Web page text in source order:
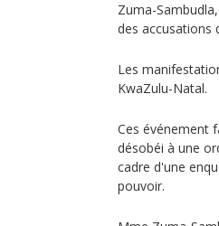
Zuma-
des accusations
Les
KwaZulu-Natal.
Ces événement
désobéi à une
cadre d'une
pouvoir.